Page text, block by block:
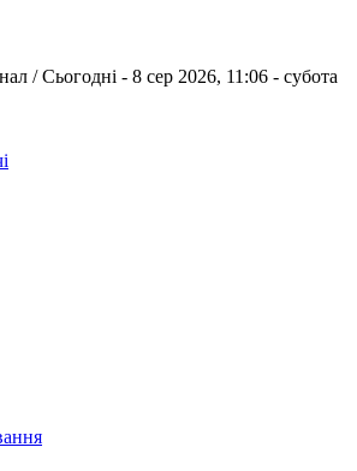
/Сьогодні - 8 сер 2026, 11:06 - субота